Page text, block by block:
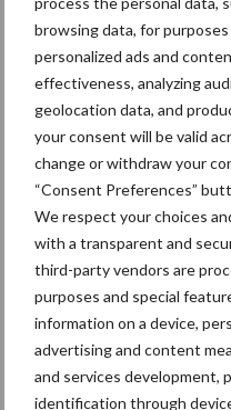
browsing data, for
personalized ads and
effectiveness, analyzing
geolocation data, and
your consent will be valid
change or withdraw your
“Consent Preferences”
We respect your choices
with a transparent and
third-party vendors are
purposes and special
information on a device,
advertising and content
and services development,
identification through
Diergezondheid
Afrikaanse
varkenspest